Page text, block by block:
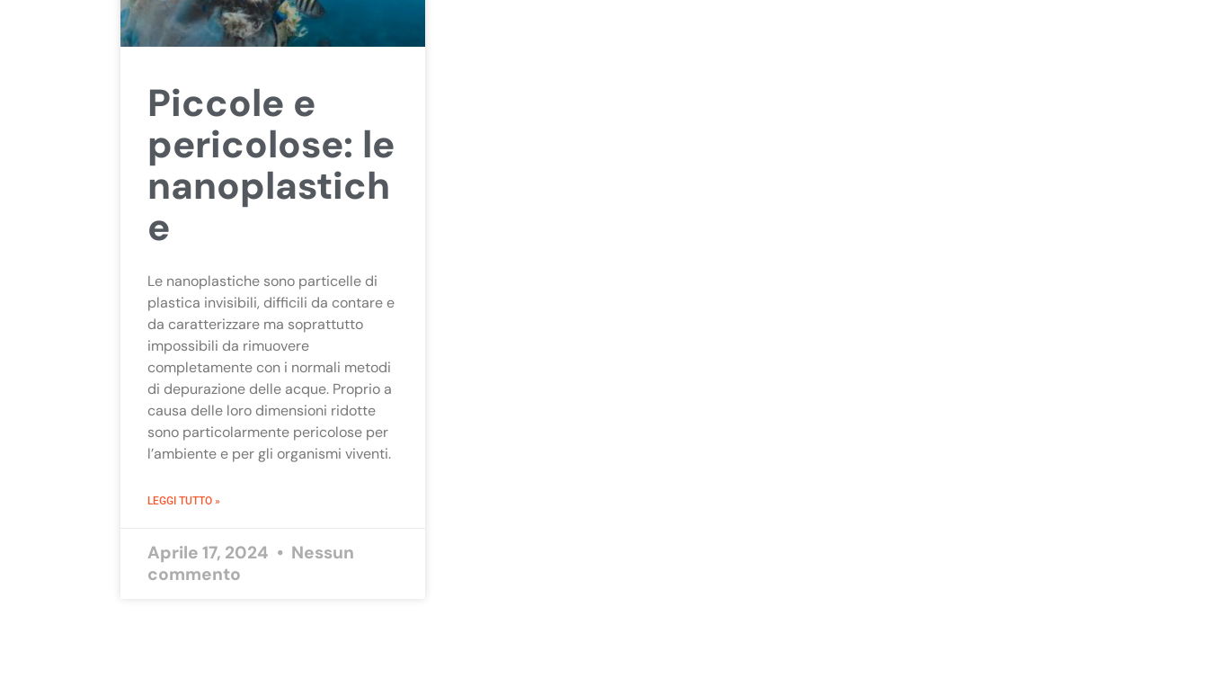
Piccole e
pericolose: le
nanoplastich
e
Le nanoplastiche sono particelle di
plastica invisibili, difficili da contare e
da caratterizzare ma soprattutto
impossibili da rimuovere
completamente con i normali metodi
di depurazione delle acque. Proprio a
causa delle loro dimensioni ridotte
sono particolarmente pericolose per
l’ambiente e per gli organismi viventi.
LEGGI TUTTO »
Aprile 17, 2024
Nessun
commento